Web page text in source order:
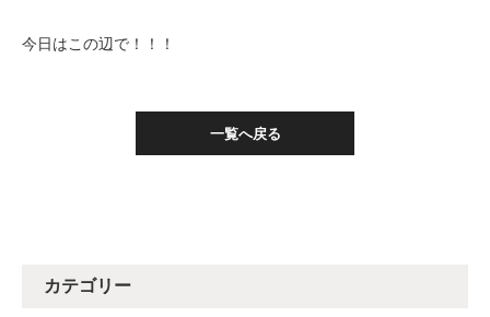
今日はこの辺で！！！
一覧へ戻る
カテゴリー